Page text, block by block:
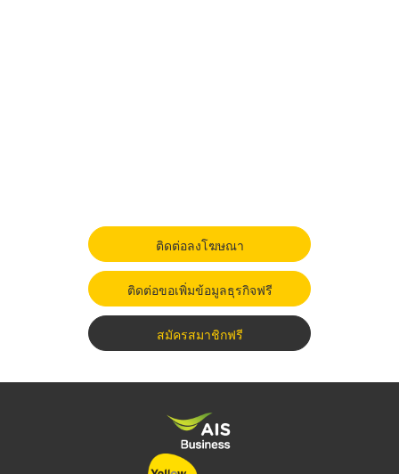
ติดต่อลงโฆษณา
ติดต่อขอเพิ่มข้อมูลธุรกิจฟรี
สมัครสมาชิกฟรี